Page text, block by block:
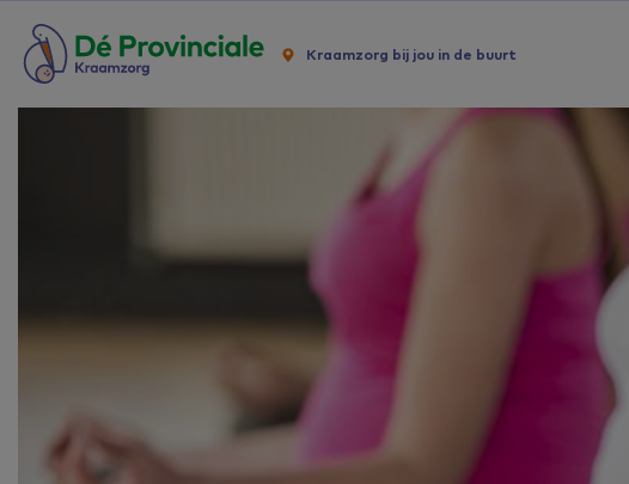
Kraamzorg bij jou in de buurt